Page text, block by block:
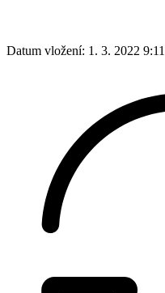
Datum vložení: 1. 3. 2022 9:11